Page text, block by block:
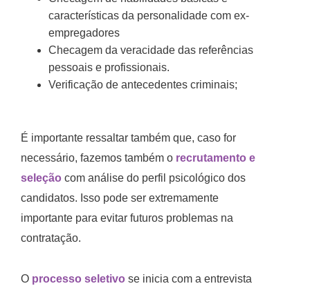
características da personalidade com ex-
empregadores
Checagem da veracidade das referências
pessoais e profissionais.
Verificação de antecedentes criminais;
É importante ressaltar também que, caso for
necessário, fazemos também o recrutamento e
seleção com análise do perfil psicológico dos
candidatos. Isso pode ser extremamente
importante para evitar futuros problemas na
contratação.
O processo seletivo se inicia com a entrevista